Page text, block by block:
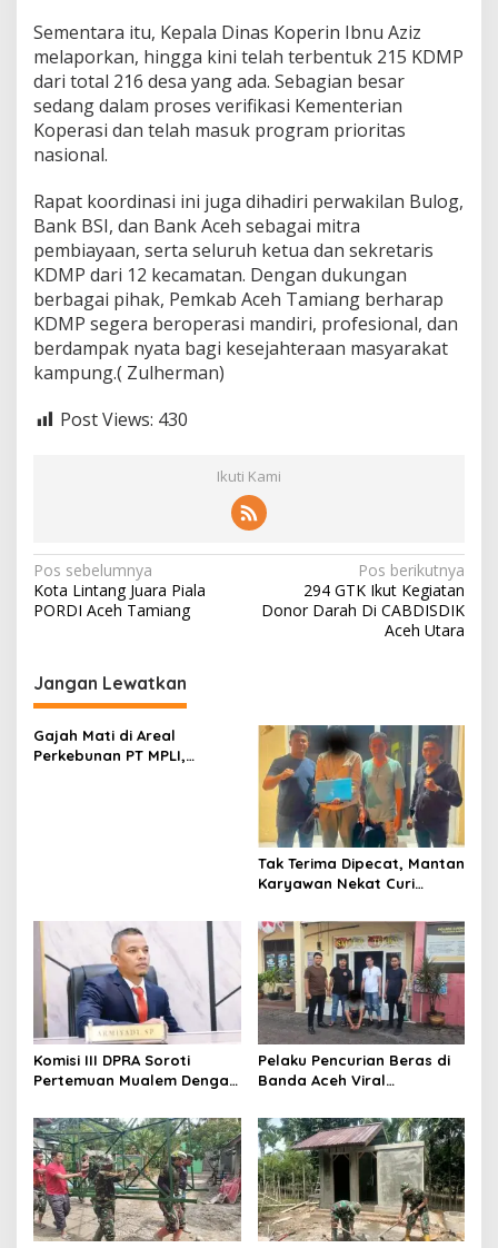
s
a
Sementara itu, Kepala Dinas Koperin Ibnu Aziz
melaporkan, hingga kini telah terbentuk 215 KDMP
dari total 216 desa yang ada. Sebagian besar
sedang dalam proses verifikasi Kementerian
Koperasi dan telah masuk program prioritas
nasional.
Rapat koordinasi ini juga dihadiri perwakilan Bulog,
Bank BSI, dan Bank Aceh sebagai mitra
pembiayaan, serta seluruh ketua dan sekretaris
KDMP dari 12 kecamatan. Dengan dukungan
berbagai pihak, Pemkab Aceh Tamiang berharap
KDMP segera beroperasi mandiri, profesional, dan
berdampak nyata bagi kesejahteraan masyarakat
kampung.( Zulherman)
Post Views: 430
Ikuti Kami
N
a
i
g
a
s
Pos sebelumnya
Kota Lintang Juara Piala
PORDI Aceh Tamiang
Pos berikutnya
294 GTK Ikut Kegiatan
Donor Darah Di CABDISDIK
Aceh Utara
Jangan Lewatkan
Gajah Mati di Areal
Perkebunan PT MPLI,
Tak Terima Dipecat, Mantan
Karyawan Nekat Curi
Ditangkap Polisi
Komisi III DPRA Soroti
Pertemuan Mualem Dengan
Teknis Harus Dilibatkan
Pelaku Pencurian Beras di
Banda Aceh Viral
Di Aceh Selatan